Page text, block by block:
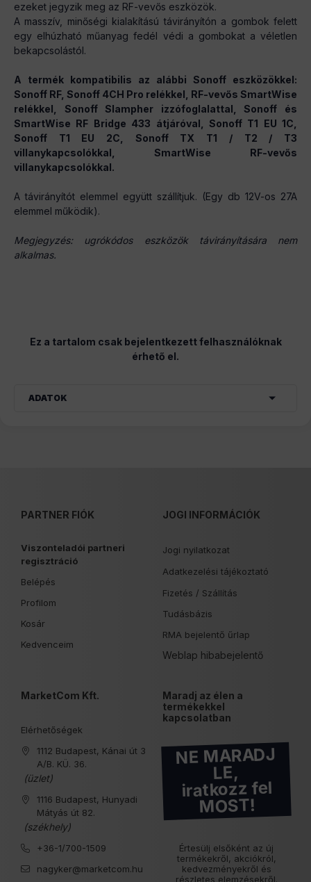
ezeket jegyzik meg az RF-vevős eszközök.
A masszív, minőségi kialakítású távirányítón a gombok felett
egy elhúzható műanyag fedél védi a gombokat a véletlen
bekapcsolástól.
A termék kompatibilis az alábbi Sonoff eszközökkel:
Sonoff RF, Sonoff 4CH Pro relékkel, RF-vevős SmartWise
relékkel, Sonoff Slampher izzófoglalattal, Sonoff és
SmartWise RF Bridge 433 átjáróval, Sonoff T1 EU 1C,
Sonoff T1 EU 2C, Sonoff TX T1 / T2 / T3
villanykapcsolókkal, SmartWise RF-vevős
villanykapcsolókkal.
A távirányítót elemmel együtt szállítjuk. (Egy db 12V-os 27A
elemmel működik).
Megjegyzés: ugrókódos eszközök távirányítására nem
alkalmas.
Ez a tartalom csak bejelentkezett felhasználóknak
érhető el.
ADATOK
PARTNER FIÓK
Viszonteladói partneri
regisztráció
Belépés
Profilom
Kosár
Kedvenceim
JOGI INFORMÁCIÓK
Jogi nyilatkozat
Adatkezelési tájékoztató
Fizetés / Szállítás
Tudásbázis
RMA bejelentő űrlap
Weblap hibabejelentő
MarketCom Kft.
Elérhetőségek
1112 Budapest, Kánai út 3
A/B. KÜ. 36.
(üzlet)
1116 Budapest, Hunyadi
Mátyás út 82.
(székhely)
+36-1/700-1509
nagyker@marketcom.hu
Maradj az élen a
termékekkel
kapcsolatban
NE MARADJ
LE,
iratkozz fel
MOST!
Értesülj elsőként az új
termékekről, akciókról,
kedvezményekről és
részletes elemzésekről.